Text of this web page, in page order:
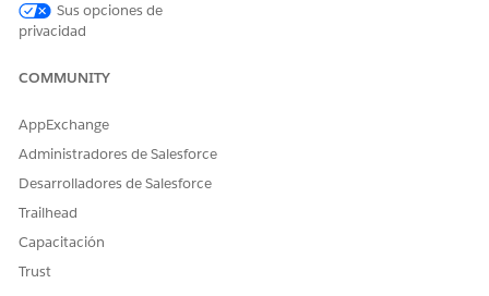
reducir los resultados del informe utilizando un valor
verdadero o falso o un filtro cruzado "Oportunidades
con productos" puede ser añadido al informe.
Para más información acerca de los filtros transversales,
consulte el artículo "Crear un filtro cruzado"
Número del artículo de conocimiento
000385921
Sus opciones de
privacidad
COMMUNITY
AppExchange
Administradores de Salesforce
Desarrolladores de Salesforce
Trailhead
Capacitación
Trust